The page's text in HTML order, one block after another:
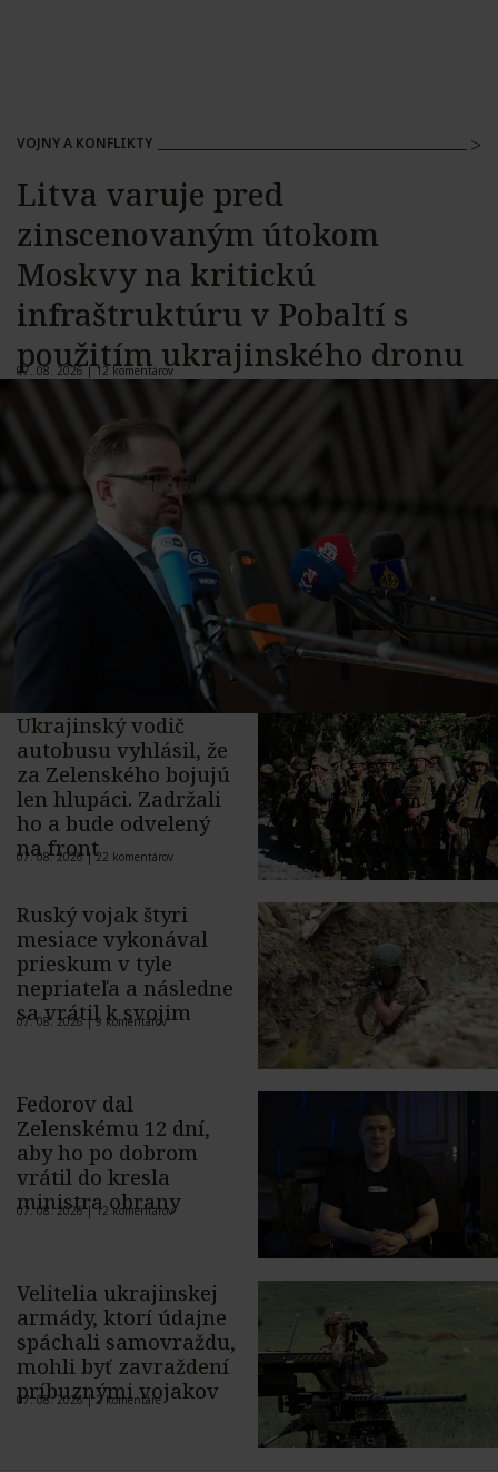
VOJNY A KONFLIKTY
Litva varuje pred
zinscenovaným útokom
Moskvy na kritickú
infraštruktúru v Pobaltí s
použitím ukrajinského dronu
07. 08. 2026 |12 komentárov
Ukrajinský vodič
autobusu vyhlásil, že
za Zelenského bojujú
len hlupáci. Zadržali
ho a bude odvelený
na front
07. 08. 2026 |22 komentárov
Ruský vojak štyri
mesiace vykonával
prieskum v tyle
nepriateľa a následne
sa vrátil k svojim
07. 08. 2026 |9 komentárov
Fedorov dal
Zelenskému 12 dní,
aby ho po dobrom
vrátil do kresla
ministra obrany
07. 08. 2026 |12 komentárov
Velitelia ukrajinskej
armády, ktorí údajne
spáchali samovraždu,
mohli byť zavraždení
príbuznými vojakov
07. 08. 2026 |2 komentáre